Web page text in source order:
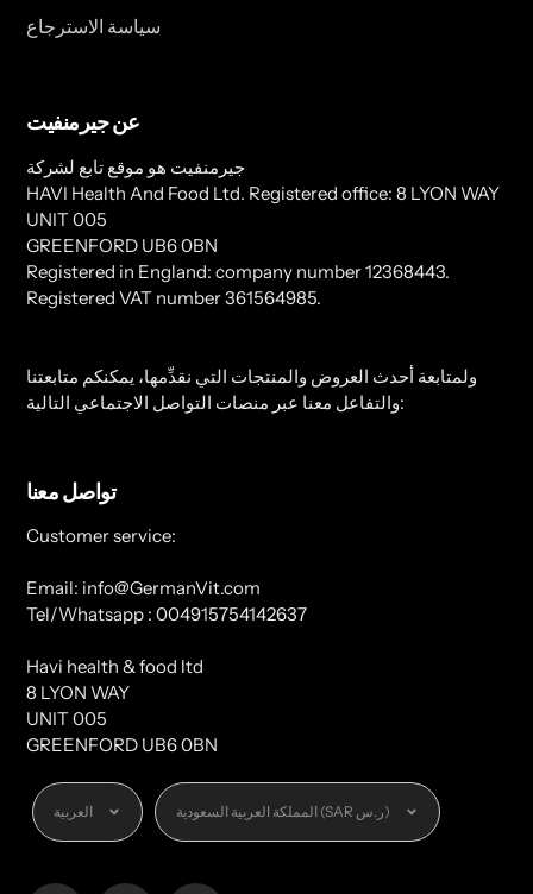
سياسة الاسترجاع
عن جيرمنفيت
جيرمنفيت هو موقع تابع لشركة
HAVI Health And Food Ltd. Registered office: 8 LYON WAY
UNIT 005
GREENFORD UB6 0BN
Registered in England: company number 12368443.
Registered VAT number 361564985.
ولمتابعة أحدث العروض والمنتجات التي نقدِّمها، يمكنكم متابعتنا
والتفاعل معنا عبر منصات التواصل الاجتماعي التالية:
تواصل معنا
Customer service:
Email: info@GermanVit.com
Tel/Whatsapp : 004915754142637
Havi health & food ltd
8 LYON WAY
UNIT 005
GREENFORD UB6 0BN
اللغة
العربية العملة المملكة العربية السعودية (SAR ر.س)